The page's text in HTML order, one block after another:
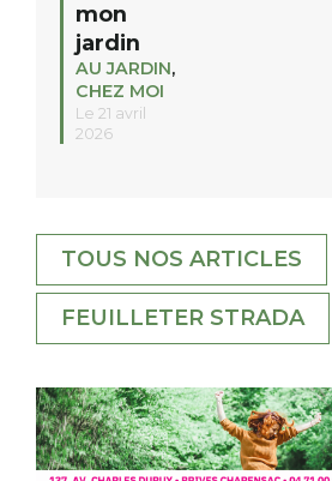
mon
jardin
AU JARDIN,
CHEZ MOI
Le 21 avril
2026
TOUS NOS ARTICLES
FEUILLETER STRADA